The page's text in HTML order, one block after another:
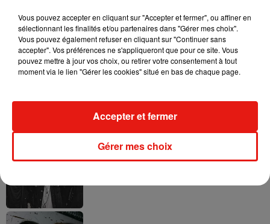
RÜFÜS DU SOL annonce un nouvel
Vous pouvez accepter en cliquant sur "Accepter et fermer", ou affiner en
sélectionnant les finalités et/ou partenaires dans "Gérer mes choix".
Vous pouvez également refuser en cliquant sur "Continuer sans
accepter". Vos préférences ne s'appliqueront que pour ce site. Vous
pouvez mettre à jour vos choix, ou retirer votre consentement à tout
moment via le lien "Gérer les cookies" situé en bas de chaque page.
Gérer mes choix
Accepter et fermer